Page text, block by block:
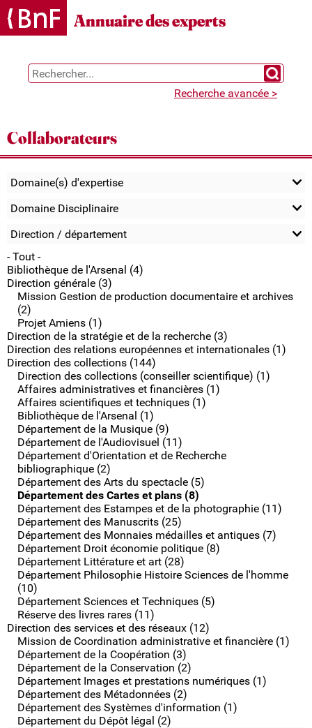
Gestion des cookies
Annuaire des experts
Chercher
Recherche avancée >
Collaborateurs
Domaine(s) d'expertise
Domaine Disciplinaire
Direction / département
- Tout -
Bibliothèque de l'Arsenal (4)
Direction générale (3)
Mission Gestion de production documentaire et archives
(2)
Projet Amiens (1)
Direction de la stratégie et de la recherche (3)
Direction des relations européennes et internationales (1)
Direction des collections (144)
Direction des collections (conseiller scientifique) (1)
Affaires administratives et financières (1)
Affaires scientifiques et techniques (1)
Bibliothèque de l'Arsenal (1)
Département de la Musique (9)
Département de l'Audiovisuel (11)
Département d'Orientation et de Recherche
bibliographique (2)
Département des Arts du spectacle (5)
Département des Cartes et plans (8)
Département des Estampes et de la photographie (11)
Département des Manuscrits (25)
Département des Monnaies médailles et antiques (7)
Département Droit économie politique (8)
Département Littérature et art (28)
Département Philosophie Histoire Sciences de l'homme
(10)
Département Sciences et Techniques (5)
Réserve des livres rares (11)
Direction des services et des réseaux (12)
Mission de Coordination administrative et financière (1)
Département de la Coopération (3)
Département de la Conservation (2)
Département Images et prestations numériques (1)
Département des Métadonnées (2)
Département des Systèmes d'information (1)
Département du Dépôt légal (2)